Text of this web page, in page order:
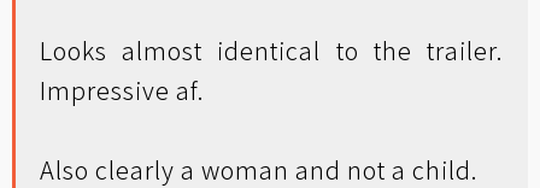
Looks almost identical to the trailer.
Impressive af.
Also clearly a woman and not a child.